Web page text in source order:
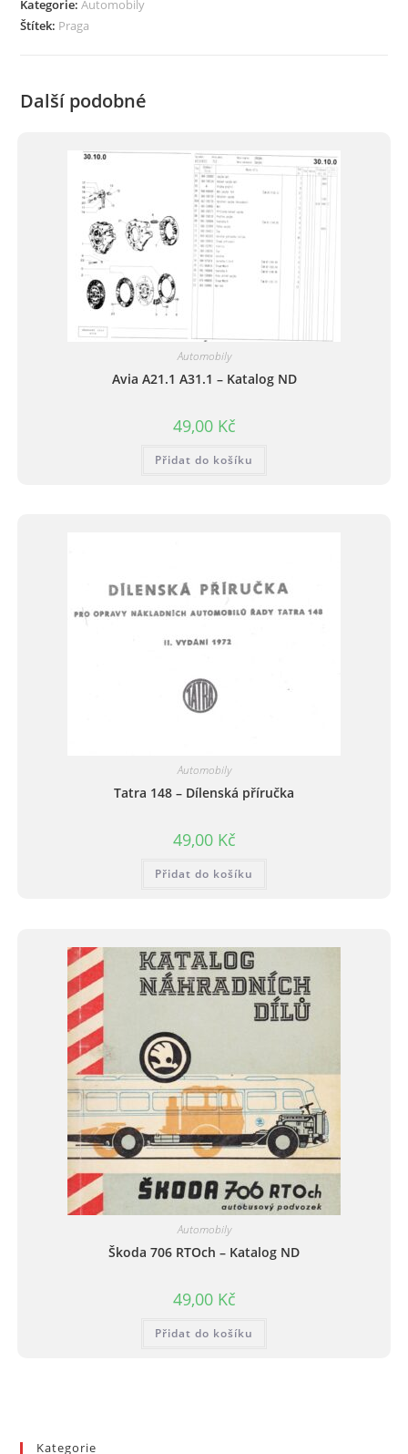
příručka
množství
Kategorie:Automobily
Štítek: Praga
Další podobné
Automobily
Avia A21.1 A31.1 – Katalog ND
49,00 Kč
Přidat do košíku
Automobily
Tatra 148 – Dílenská příručka
49,00 Kč
Přidat do košíku
Automobily
Škoda 706 RTOch – Katalog ND
49,00 Kč
Přidat do košíku
Kategorie